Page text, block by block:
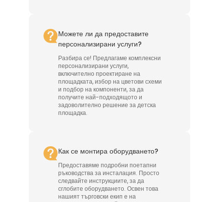
Можете ли да предоставите
персонализирани услуги?
Разбира се! Предлагаме комплексни
персонализирани услуги,
включително проектиране на
площадката, избор на цветови схеми
и подбор на компоненти, за да
получите най-подходящото и
задоволително решение за детска
площадка.
Как се монтира оборудването?
Предоставяме подробни поетапни
ръководства за инсталация. Просто
следвайте инструкциите, за да
сглобите оборудването. Освен това
нашият търговски екип е на